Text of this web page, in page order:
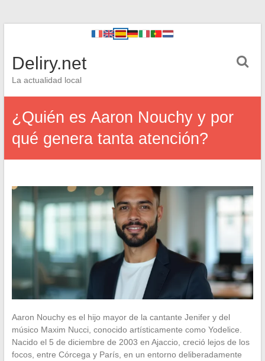
Deliry.net
La actualidad local
¿Quién es Aaron Nouchy y por
qué genera tanta atención?
Aaron Nouchy es el hijo mayor de la cantante Jenifer y del
músico Maxim Nucci, conocido artísticamente como Yodelice.
Nacido el 5 de diciembre de 2003 en Ajaccio, creció lejos de los
focos, entre Córcega y París, en un entorno deliberadamente